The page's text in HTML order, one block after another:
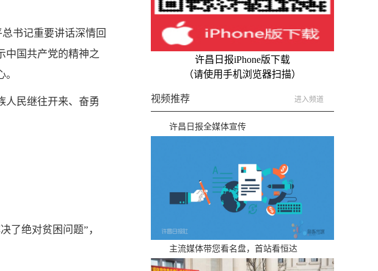
书记重要讲话深情回
中国共产党的精神之
人民继往开来、奋勇
了绝对贫困问题”，
许昌日报iPhone版下载
（请使用手机浏览器扫描）
视频推荐 进入频道
许昌日报全媒体宣传
主流媒体带您看名盘，首站看恒达